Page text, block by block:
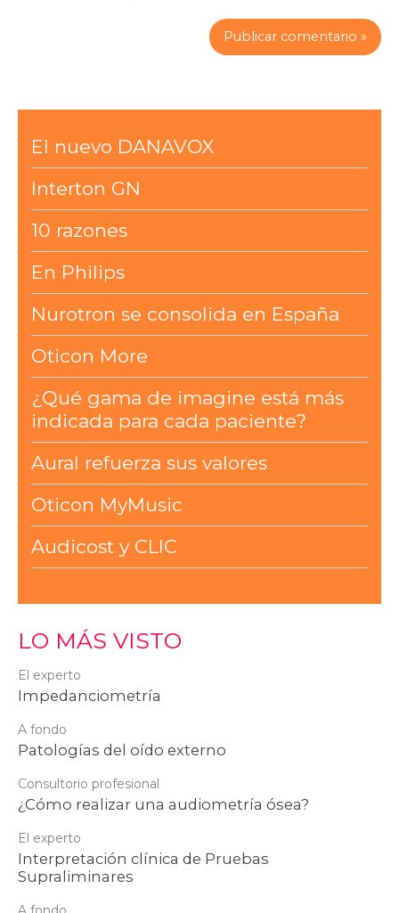
El nuevo DANAVOX
Interton GN
10 razones
En Philips
Nurotron se consolida en España
Oticon More
¿Qué gama de imagine está más
indicada para cada paciente?
Aural refuerza sus valores
Oticon MyMusic
Audicost y CLIC
LO MÁS VISTO
El experto
Impedanciometría
A fondo
Patologías del oído externo
Consultorio profesional
¿Cómo realizar una audiometría ósea?
El experto
Interpretación clínica de Pruebas
Supraliminares